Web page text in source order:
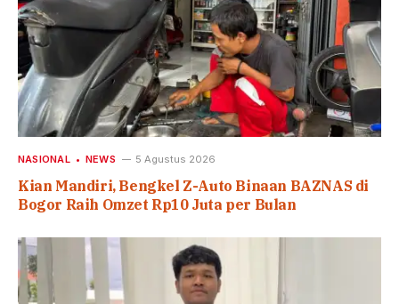
NASIONAL NEWS 5 Agustus 2026
Kian Mandiri, Bengkel Z-Auto Binaan BAZNAS di
Bogor Raih Omzet Rp10 Juta per Bulan